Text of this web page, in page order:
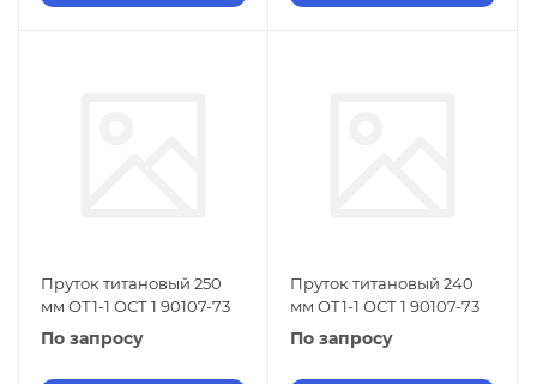
Пруток титановый 250
мм ОТ1-1 ОСТ 1 90107-73
По запросу
Пруток титановый 240
мм ОТ1-1 ОСТ 1 90107-73
По запросу